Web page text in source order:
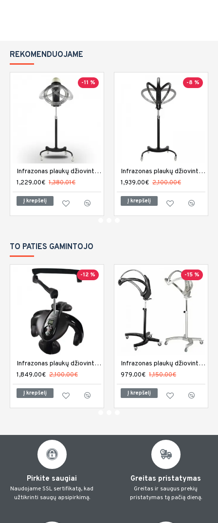
REKOMENDUOJAME
-11 %
Infrazonas plaukų džiovintuvas DIR Chale II
1,229.00€ 1,380.01€
Į krepšelį
-8 %
Infrazonas plaukų džiovintuvas DIR Damita II
1,939.00€ 2,100.00€
Į krepšelį
TO PATIES GAMINTOJO
-12 %
Infrazonas plaukų džiovintuvas Sibel Climaco sieninis
1,849.00€ 2,100.00€
Į krepšelį
-15 %
Infrazonas plaukų džiovintuvas Sibel Climafly
979.00€ 1,150.00€
Į krepšelį
Pirkite saugiai
Naudojame SSL sertifikatą, kad
užtikrinti saugų apsipirkimą.
Greitas pristatymas
Greitas ir saugus prekių
pristatymas tą pačią dieną.